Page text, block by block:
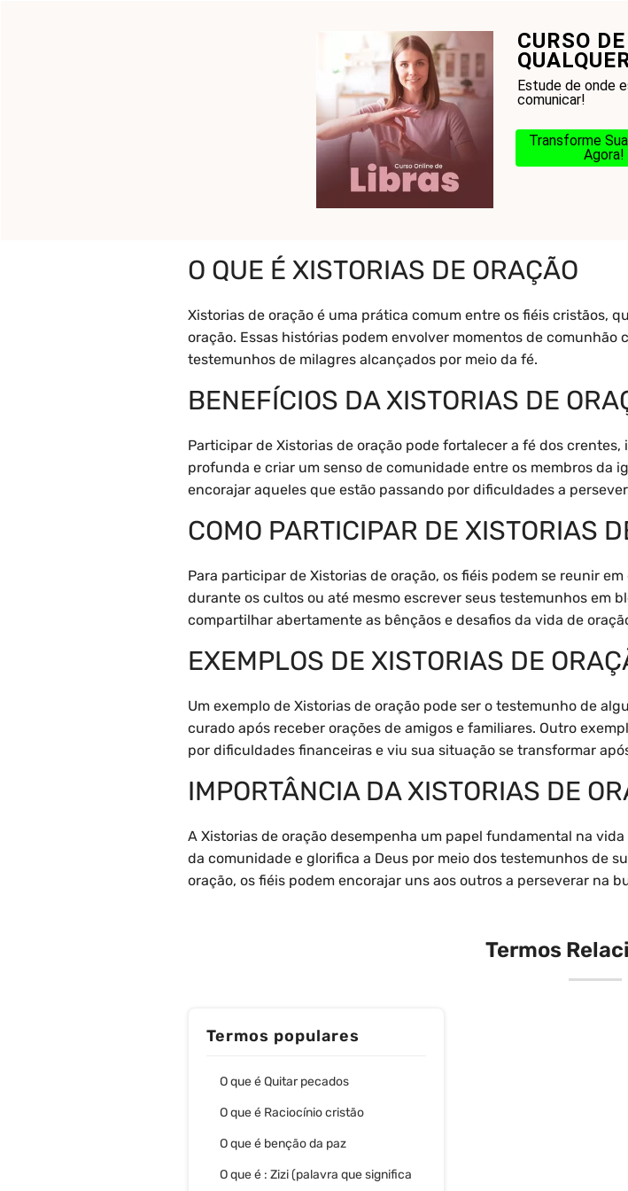
CURSO
Estude de onde
comunicar!
Transforme
Agora!
Pronto para conhecer a Bíblia? Glossário
O que é Xistorias de oração
O QUE É XISTORIAS DE ORAÇÃO
Xistorias de oração é uma prática comum entre os fiéis cristãos,
oração. Essas histórias podem envolver momentos de comunhão
testemunhos de milagres alcançados por meio da fé.
BENEFÍCIOS DA XISTORIAS DE
Participar de Xistorias de oração pode fortalecer a fé dos
profunda e criar um senso de comunidade entre os membros da
encorajar aqueles que estão passando por dificuldades a
COMO PARTICIPAR DE XISTORIAS
Para participar de Xistorias de oração, os fiéis podem se reunir
durante os cultos ou até mesmo escrever seus testemunhos em
compartilhar abertamente as bênçãos e desafios da vida de
EXEMPLOS DE XISTORIAS DE
Um exemplo de Xistorias de oração pode ser o testemunho de
curado após receber orações de amigos e familiares. Outro
por dificuldades financeiras e viu sua situação se transformar
IMPORTÂNCIA DA XISTORIAS DE
A Xistorias de oração desempenha um papel fundamental na
da comunidade e glorifica a Deus por meio dos testemunhos de
oração, os fiéis podem encorajar uns aos outros a perseverar na
Termos
Termos populares
O que é Quitar pecados
O que é Raciocínio cristão
O que é benção da paz
O que é : Zizi (palavra que significa